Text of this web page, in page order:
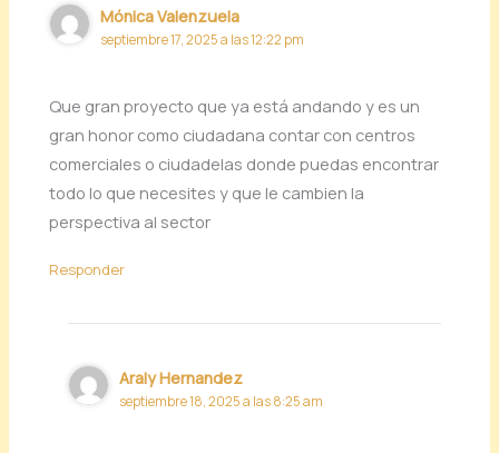
Mónica Valenzuela
septiembre 17, 2025 a las 12:22 pm
Que gran proyecto que ya está andando y es un
gran honor como ciudadana contar con centros
comerciales o ciudadelas donde puedas encontrar
todo lo que necesites y que le cambien la
perspectiva al sector
Responder
Araly Hernandez
septiembre 18, 2025 a las 8:25 am